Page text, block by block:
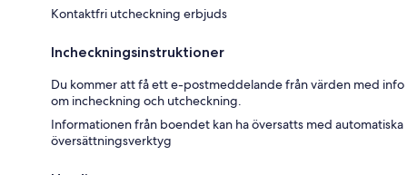
Kontaktfri utcheckning erbjuds
Incheckningsinstruktioner
Du kommer att få ett e-postmeddelande från värden med info
om incheckning och utcheckning.
Informationen från boendet kan ha översatts med automatiska
översättningsverktyg